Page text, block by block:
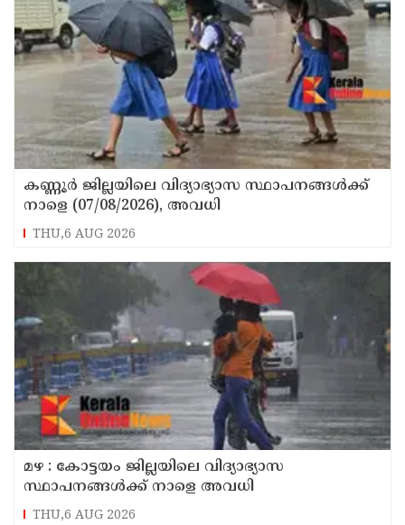
കണ്ണൂർ ജില്ലയിലെ വിദ്യാഭ്യാസ സ്ഥാപനങ്ങള്‍ക്ക്
നാളെ (07/08/2026), അവധി
THU,6 AUG 2026
മഴ : കോട്ടയം ജില്ലയിലെ വിദ്യാഭ്യാസ
സ്ഥാപനങ്ങൾക്ക് നാളെ അവധി
THU,6 AUG 2026